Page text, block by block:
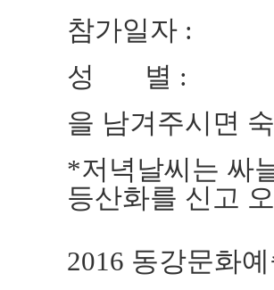
참가일자 :
성 별 :
을 남겨주시면
*저녁날씨는 싸
등산화를 신고
2016 동강문화